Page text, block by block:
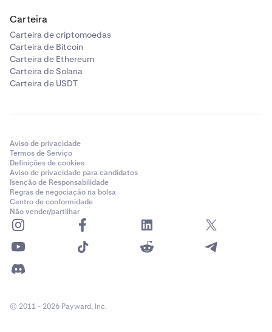
Carteira
Carteira de criptomoedas
Carteira de Bitcoin
Carteira de Ethereum
Carteira de Solana
Carteira de USDT
Aviso de privacidade
Termos de Serviço
Definições de cookies
Aviso de privacidade para candidatos
Isenção de Responsabilidade
Regras de negociação na bolsa
Centro de conformidade
Não vender/partilhar
© 2011 - 2026 Payward, Inc.